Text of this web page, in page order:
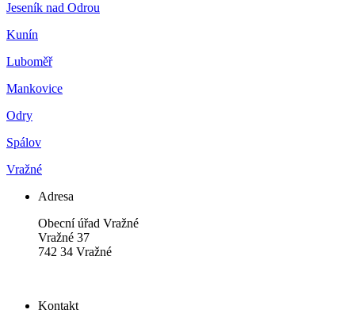
Jeseník nad Odrou
Kunín
Luboměř
Mankovice
Odry
Spálov
Vražné
Adresa
Obecní úřad Vražné
Vražné 37
742 34 Vražné
Kontakt